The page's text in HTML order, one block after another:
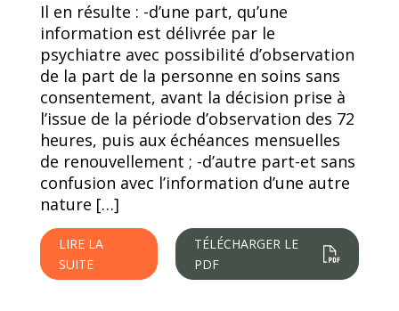
Il en résulte : -d’une part, qu’une
information est délivrée par le
psychiatre avec possibilité d’observation
de la part de la personne en soins sans
consentement, avant la décision prise à
l’issue de la période d’observation des 72
heures, puis aux échéances mensuelles
de renouvellement ; -d’autre part-et sans
confusion avec l’information d’une autre
nature […]
LIRE LA
SUITE
TÉLÉCHARGER LE
PDF